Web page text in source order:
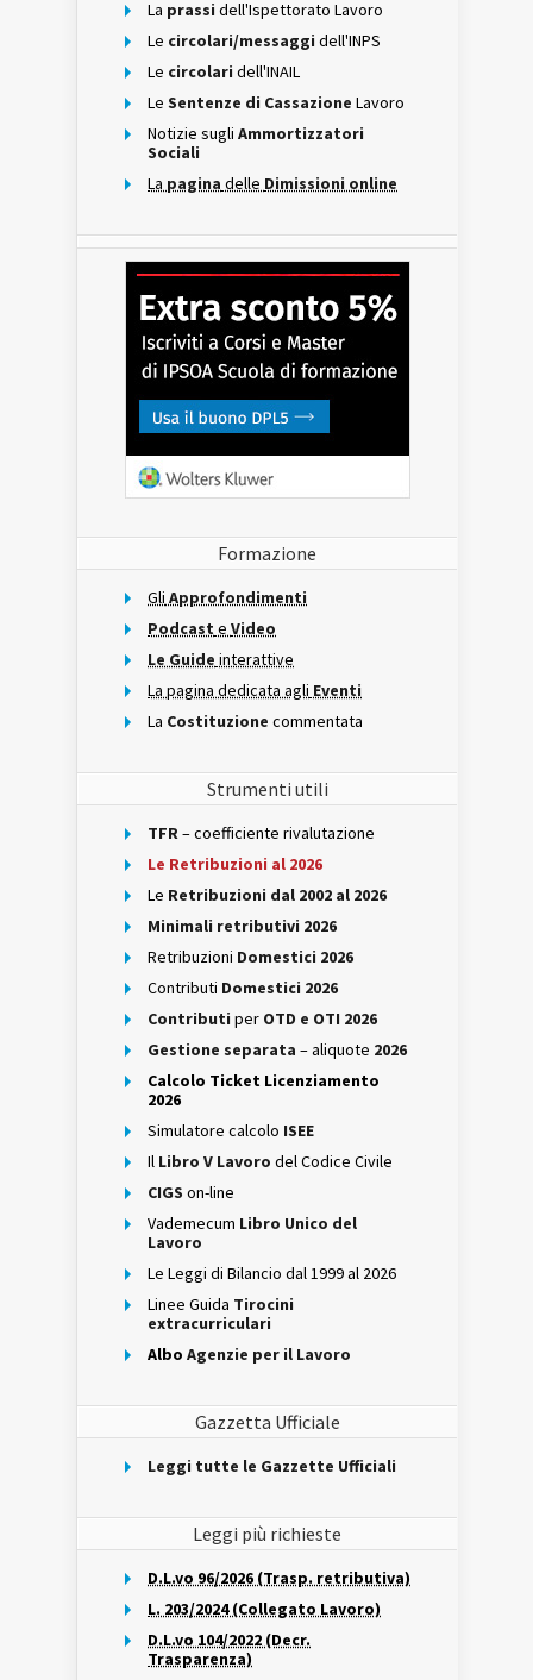
La prassi dell'Ispettorato Lavoro
Le circolari/messaggi dell'INPS
Le circolari dell'INAIL
Le Sentenze di Cassazione Lavoro
Notizie sugli Ammortizzatori
Sociali
La pagina delle Dimissioni online
Formazione
Gli Approfondimenti
Podcast e Video
Le Guide interattive
La pagina dedicata agli Eventi
La Costituzione commentata
Strumenti utili
TFR– coefficiente rivalutazione
Le Retribuzioni al 2026
Le Retribuzioni dal 2002 al 2026
Minimali retributivi 2026
Retribuzioni Domestici 2026
Contributi Domestici 2026
Contributi per OTD e OTI 2026
Gestione separata – aliquote 2026
Calcolo Ticket Licenziamento
2026
Simulatore calcolo ISEE
Il Libro V Lavoro del Codice Civile
CIGS on-line
Vademecum Libro Unico del
Lavoro
Le Leggi di Bilancio dal 1999 al 2026
Linee Guida Tirocini
extracurriculari
Albo Agenzie per il Lavoro
Gazzetta Ufficiale
Leggi tutte le Gazzette Ufficiali
Leggi più richieste
D.L.vo 96/2026 (Trasp. retributiva)
L. 203/2024 (Collegato Lavoro)
D.L.vo 104/2022 (Decr.
Trasparenza)